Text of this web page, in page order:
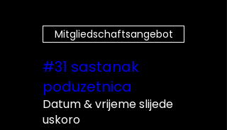
Mitgliedschaftsangebot
#31 sastanak
poduzetnica
Datum & vrijeme slijede
uskoro